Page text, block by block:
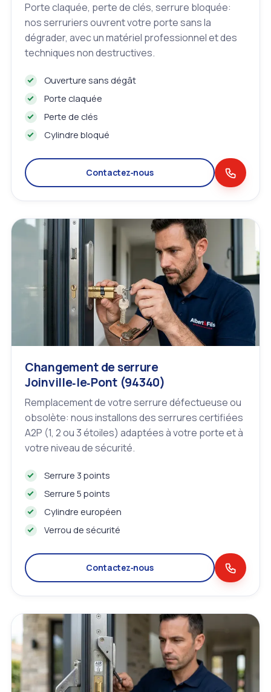
Porte claquée, perte de clés, serrure bloquée:
nos serruriers ouvrent votre porte sans la
dégrader, avec un matériel professionnel et des
techniques non destructives.
Ouverture sans dégât
Porte claquée
Perte de clés
Cylindre bloqué
Contactez‑nous
Changement de serrure
Joinville‑le‑Pont (94340)
Remplacement de votre serrure défectueuse ou
obsolète: nous installons des serrures certifiées
A2P (1, 2 ou 3 étoiles) adaptées à votre porte et à
votre niveau de sécurité.
Serrure 3 points
Serrure 5 points
Cylindre européen
Verrou de sécurité
Contactez‑nous